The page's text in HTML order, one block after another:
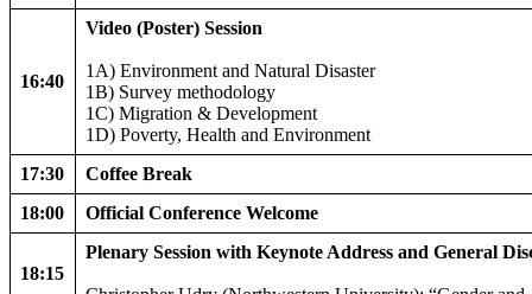
16:40
Video (Poster) Session
1A) Environment and Natural Disaster
1B) Survey methodology
1C) Migration & Development
1D) Poverty, Health and Environment
17:30
Coffee Break
18:00
Official Conference Welcome
18:15
Plenary Session with Keynote Address and General